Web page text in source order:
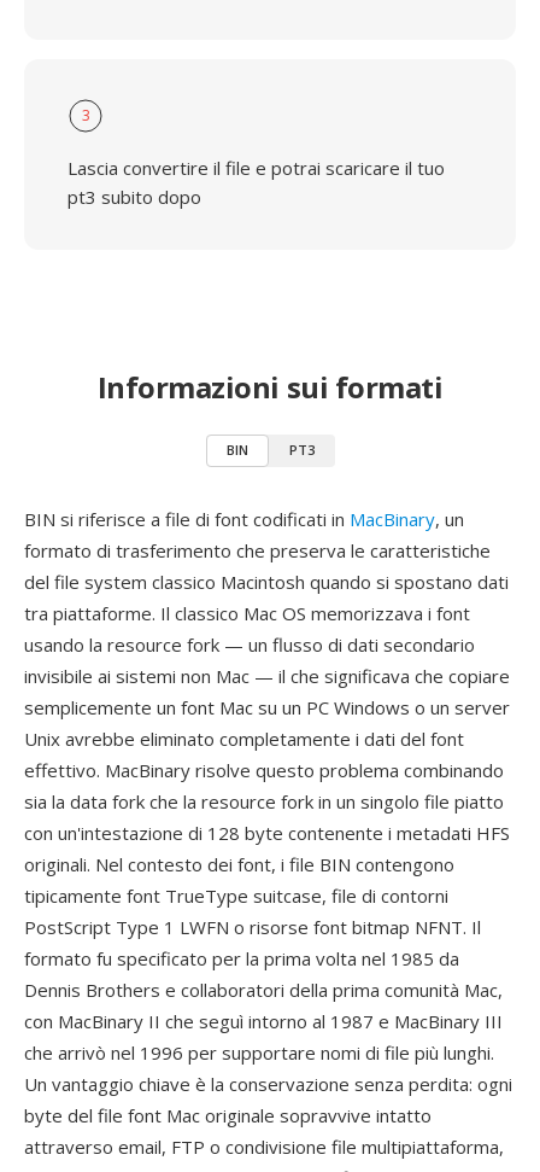
3
Lascia convertire il file e potrai scaricare il tuo
pt3 subito dopo
Informazioni sui formati
BIN PT3
BIN si riferisce a file di font codificati in MacBinary, un
formato di trasferimento che preserva le caratteristiche
del file system classico Macintosh quando si spostano dati
tra piattaforme. Il classico Mac OS memorizzava i font
usando la resource fork — un flusso di dati secondario
invisibile ai sistemi non Mac — il che significava che copiare
semplicemente un font Mac su un PC Windows o un server
Unix avrebbe eliminato completamente i dati del font
effettivo. MacBinary risolve questo problema combinando
sia la data fork che la resource fork in un singolo file piatto
con un'intestazione di 128 byte contenente i metadati HFS
originali. Nel contesto dei font, i file BIN contengono
tipicamente font TrueType suitcase, file di contorni
PostScript Type 1 LWFN o risorse font bitmap NFNT. Il
formato fu specificato per la prima volta nel 1985 da
Dennis Brothers e collaboratori della prima comunità Mac,
con MacBinary II che seguì intorno al 1987 e MacBinary III
che arrivò nel 1996 per supportare nomi di file più lunghi.
Un vantaggio chiave è la conservazione senza perdita: ogni
byte del file font Mac originale sopravvive intatto
attraverso email, FTP o condivisione file multipiattaforma,